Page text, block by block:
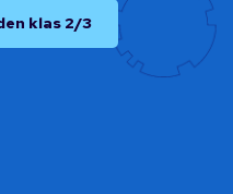
klas 2/3